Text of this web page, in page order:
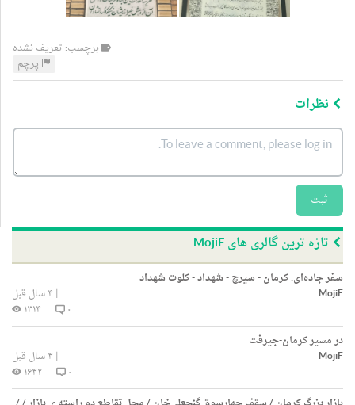
برچسب: تعریف نشده
پرچم
نظرات
ثبت
تازه ترین گالری های MojiF
سفر جاده‌ای: کرمان - سیرچ - شهداد - کلوت شهداد
MojiF
| ۴ سال قبل
۰
۱۳۱۴
در مسیر کرمان-جیرفت
MojiF
| ۴ سال قبل
۰
۱۶۴۲